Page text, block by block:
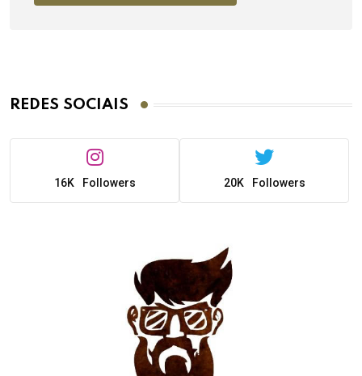
REDES SOCIAIS
16K Followers 20K Followers